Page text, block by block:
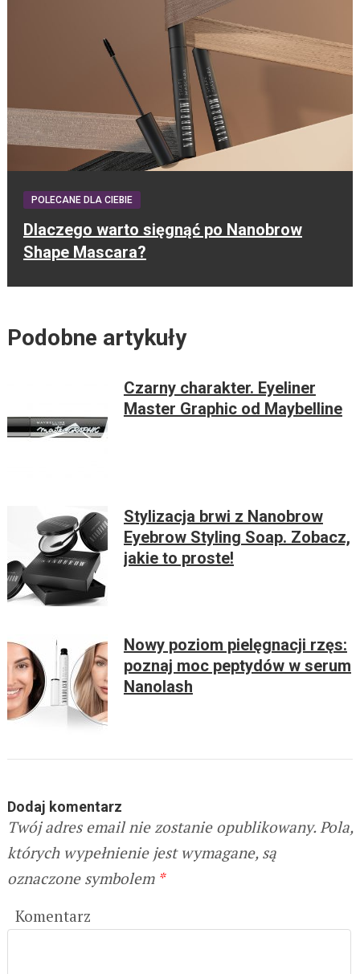
POLECANE DLA CIEBIE
Dlaczego warto sięgnąć po Nanobrow
Shape Mascara?
Podobne artykuły
Czarny charakter. Eyeliner
Master Graphic od Maybelline
Stylizacja brwi z Nanobrow
Eyebrow Styling Soap. Zobacz,
jakie to proste!
Nowy poziom pielęgnacji rzęs:
poznaj moc peptydów w serum
Nanolash
Dodaj komentarz
Twój adres email nie zostanie opublikowany.Pola,
których wypełnienie jest wymagane, są
oznaczone symbolem *
Komentarz